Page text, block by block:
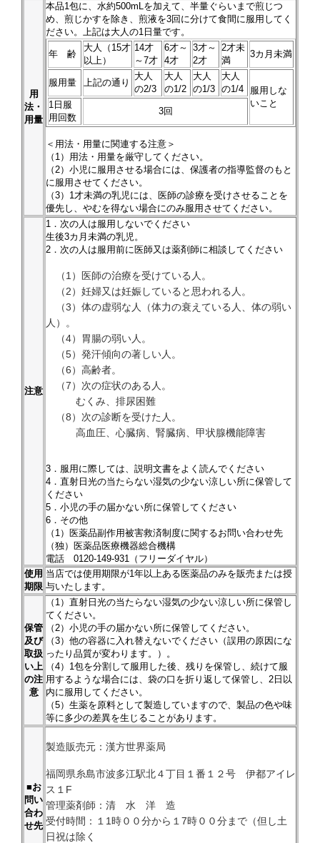
用
法・
用量
本品1包に、水約500mLを加えて、半量ぐらいまで煎じつ
め、煎じかすを除き、煎液を3回に分けて食間に服用してく
ださい。上記は大人の1日量です。
年 齢
大人（15才
以上）
14才
～7才
6才～
4才
3才～
2才
2才未
満
3カ月未満
服用量 上記の通り
大人
の2/3
大人
の1/2
大人
の1/3
大人
の1/4
服用しな
いこと
1日服
用回数
3回
＜用法・用量に関連する注意＞
（1）用法・用量を厳守してください。
（2）小児に服用させる場合には、保護者の指導監督のもと
に服用させてください。
（3）1才未満の乳児には、医師の診療を受けさせることを
優先し、やむを得ない場合にのみ服用させてください。
注意
1．次の人は服用しないでください
生後3カ月未満の乳児。
2．次の人は服用前に医師又は薬剤師に相談してください
（1）医師の治療を受けている人。
（2）妊婦又は妊娠していると思われる人。
（3）体の虚弱な人（体力の衰えている人、体の弱い
人）。
（4）胃腸の弱い人。
（5）発汗傾向の著しい人。
（6）高齢者。
（7）次の症状のある人。
むくみ、排尿困難
（8）次の診断を受けた人。
高血圧、心臓病、腎臓病、甲状腺機能障害
3．服用に際しては、説明文書をよく読んでください
4．直射日光の当たらない湿気の少ない涼しい所に保管して
ください
5．小児の手の届かない所に保管してください
6．その他
（1）医薬品副作用被害救済制度に関するお問い合わせ先
（独）医薬品医療機器総合機構
電話 0120-149-931（フリーダイヤル）
使用
期限
当店では使用期限が1年以上ある医薬品のみを販売または授
与いたします。
保管
及び
取扱
い上
の注
意
（1）直射日光の当たらない湿気の少ない涼しい所に保管し
てください。
（2）小児の手の届かない所に保管してください。
（3）他の容器に入れ替えないでください（誤用の原因にな
ったり品質が変わります。）。
（4）1包を分割して服用した後、残りを保管し、続けて服
用するような場合には、袋の口を折り返して保管し、2日以
内に服用してください。
（5）生薬を原料として製造していますので、製品の色や味
等に多少の差異を生じることがあります。
■お
問い
合わ
せ先
製造販売元：漢方世界薬局
福岡県糸島市波多江駅北４丁目１番１２号 伊都アイレ
ス１F
管理薬剤師：清 水 洋 造
受付時間：１1時００分から１7時００分まで（但し土
日祝は除く